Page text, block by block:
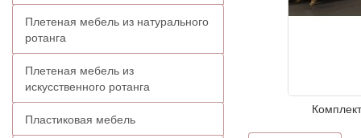
Плетеная мебель из натурального
ротанга
Плетеная мебель из
искусственного ротанга
Пластиковая мебель